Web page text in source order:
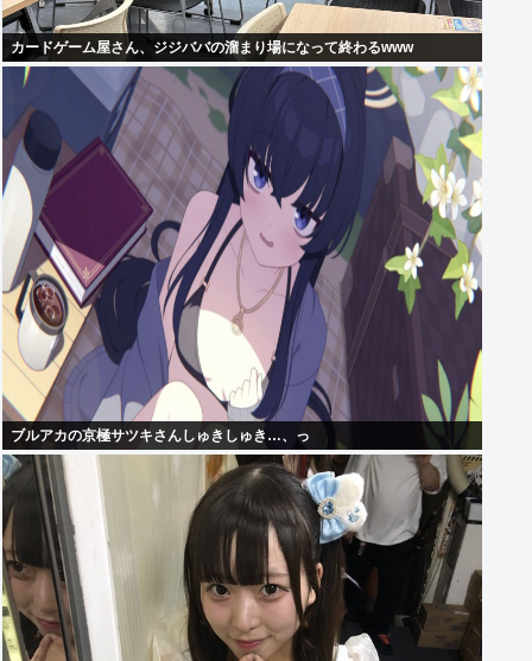
カードゲーム屋さん、ジジババの溜まり場になって終わるwww
ブルアカの京極サツキさんしゅきしゅき…、っ